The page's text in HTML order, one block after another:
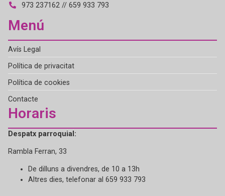
973 237162 // 659 933 793
Menú
Avís Legal
Política de privacitat
Política de cookies
Contacte
Horaris
Despatx parroquial:
Rambla Ferran, 33
De dilluns a divendres, de 10 a 13h
Altres dies, telefonar al 659 933 793